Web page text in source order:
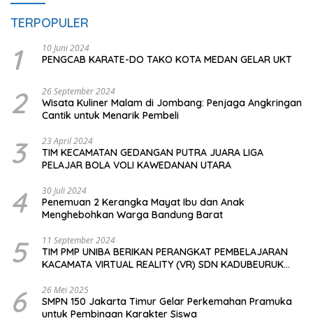
TERPOPULER
1 10 Juni 2024
PENGCAB KARATE-DO TAKO KOTA MEDAN GELAR UKT
2 26 September 2024
Wisata Kuliner Malam di Jombang: Penjaga Angkringan
Cantik untuk Menarik Pembeli
3 23 April 2024
TIM KECAMATAN GEDANGAN PUTRA JUARA LIGA
PELAJAR BOLA VOLI KAWEDANAN UTARA
4 30 Juli 2024
Penemuan 2 Kerangka Mayat Ibu dan Anak
Menghebohkan Warga Bandung Barat
5 11 September 2024
TIM PMP UNIBA BERIKAN PERANGKAT PEMBELAJARAN
KACAMATA VIRTUAL REALITY (VR) SDN KADUBEURUK
6 26 Mei 2025
SMPN 150 Jakarta Timur Gelar Perkemahan Pramuka
untuk Pembinaan Karakter Siswa